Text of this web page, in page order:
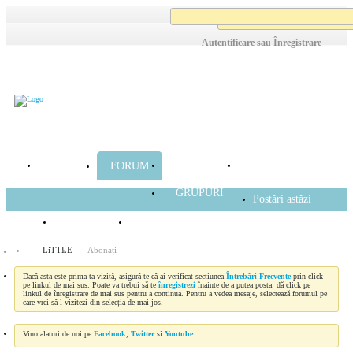
Autentificare sau Înregistrare
FORUM
GRUPURI
Postări astăzi
LiTTLE Abonați
Dacă asta este prima ta vizită, asigură-te că ai verificat secțiunea Întrebări Frecventeprin click
pe linkul de mai sus. Poate va trebui să te înregistrezi înainte de a putea posta: dă click pe
linkul de înregistrare de mai sus pentru a continua. Pentru a vedea mesaje, selectează forumul pe
care vrei să-l vizitezi din selecția de mai jos.
Vino alaturi de noi pe Facebook Twittersi Youtube.